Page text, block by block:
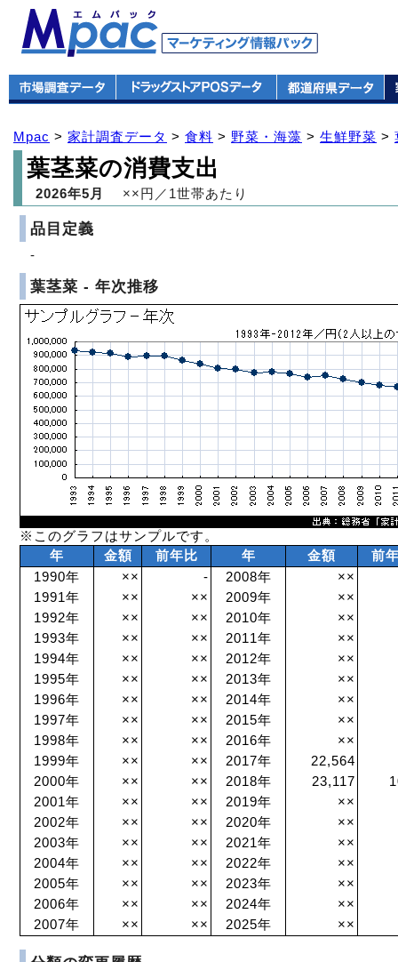
Mpac > 家計調査データ > 食料 > 野菜・海藻 > 生鮮野菜 >
葉茎菜の消費支出
2026年5月 ××円／1世帯あたり
品目定義
-
葉茎菜 - 年次推移
※このグラフはサンプルです。
年
金額 前年比 年 金額
前
1990年
×× - 2008年
××
1991年
×× ×× 2009年
××
1992年
×× ×× 2010年
××
1993年
×× ×× 2011年
××
1994年
×× ×× 2012年
××
1995年
×× ×× 2013年
××
1996年
×× ×× 2014年
××
1997年
×× ×× 2015年
××
1998年
×× ×× 2016年
××
1999年
×× ×× 2017年
22,564
2000年
×× ×× 2018年 23,117
2001年
×× ×× 2019年
××
2002年
×× ×× 2020年
××
2003年
×× ×× 2021年
××
2004年
×× ×× 2022年
××
2005年
×× ×× 2023年
××
2006年
×× ×× 2024年
××
2007年
×× ×× 2025年 ××